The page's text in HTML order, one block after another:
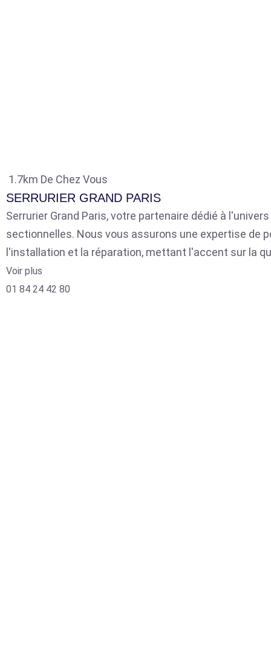
1.7km De Chez Vous
SERRURIER GRAND PARIS
Serrurier Grand Paris, votre partenaire dédié à
sectionnelles. Nous vous assurons une expertise de
l'installation et la réparation, mettant l'accent sur la
Voir plus
01 84 24 42 80